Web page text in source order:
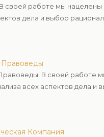
своей работе мы
дела и выбор
В своей работе
всех аспектов дела и
Компания